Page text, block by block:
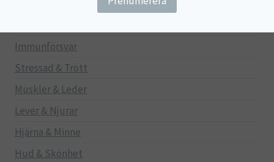
Immunförsvar
Stressad & Trött
Muskler & Leder
Lever & Njurar
Hjärna & Minne
Hud & Skönhet